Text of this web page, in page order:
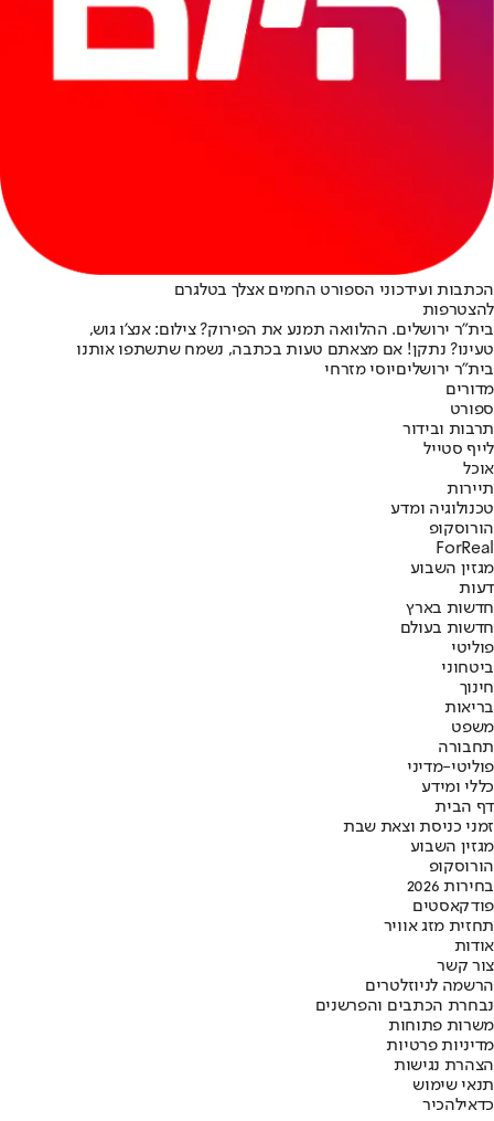
הכתבות ועידכוני הספורט החמים אצלך בטלגרם
להצטרפות
בית"ר ירושלים. ההלוואה תמנע את הפירוק? צילום: אנצ'ו גוש,
טעינו? נתקן! אם מצאתם טעות בכתבה, נשמח שתשתפו אותנו
בית"ר ירושליםיוסי מזרחי
מדורים
ספורט
תרבות ובידור
לייף סטייל
אוכל
תיירות
טכנולוגיה ומדע
הורוסקופ
ForReal
מגזין השבוע
דעות
חדשות בארץ
חדשות בעולם
פוליטי
ביטחוני
חינוך
בריאות
משפט
תחבורה
פוליטי-מדיני
כללי ומידע
דף הבית
זמני כניסת וצאת שבת
מגזין השבוע
הורוסקופ
בחירות 2026
פודקאסטים
תחזית מזג אוויר
אודות
צור קשר
הרשמה לניוזלטרים
נבחרת הכתבים והפרשנים
משרות פתוחות
מדיניות פרטיות
הצהרת נגישות
תנאי שימוש
כדאילהכיר